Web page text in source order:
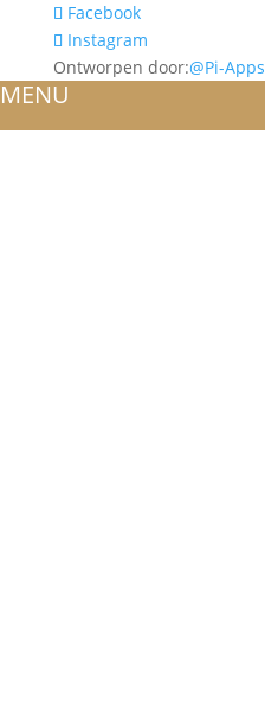
Facebook
Instagram
Ontworpen door:@Pi-Apps
MENU